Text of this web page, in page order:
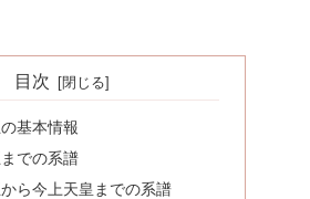
目次
基本情報
での系譜
ら今上天皇までの系譜